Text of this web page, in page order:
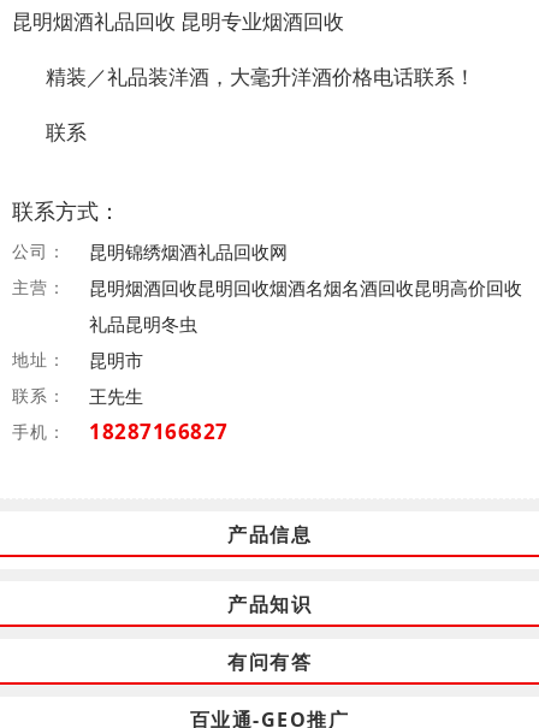
昆明烟酒礼品回收 昆明专业烟酒回收
精装／礼品装洋酒，大毫升洋酒价格电话联系！
联系
联系方式：
公司： 昆明锦绣烟酒礼品回收网
主营：
昆明烟酒回收昆明回收烟酒名烟名酒回收昆明高价回收
礼品昆明冬虫
地址： 昆明市
联系： 王先生
手机： 18287166827
产品信息
产品知识
有问有答
百业通-GEO推广